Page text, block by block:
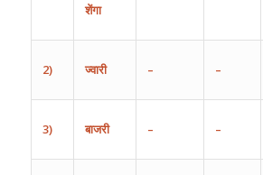
शेंगा
2) ज्वारी – –
3) बाजरी – –